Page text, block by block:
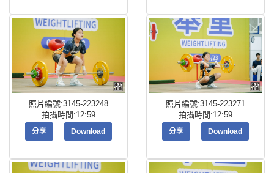
照片編號:3145-223248
拍攝時間:12:59
分享 Download
照片編號:3145-223271
拍攝時間:12:59
分享 Download